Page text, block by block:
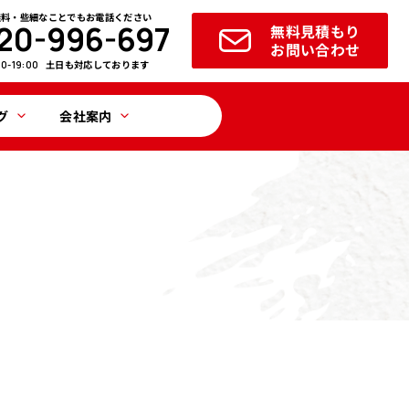
・些細なことでもお電話ください
996-697
19:00 土日も対応しております
無料見積もり
お問い合わせ
会社案内